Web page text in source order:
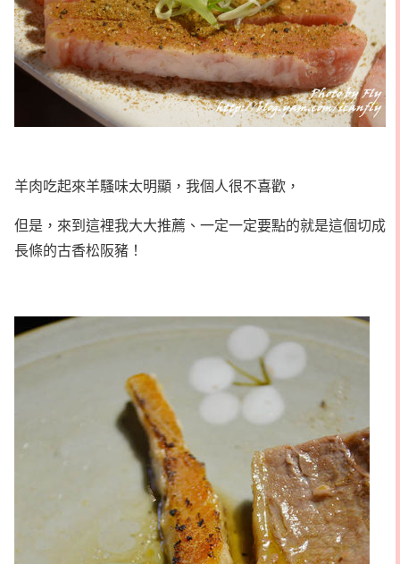
羊肉吃起來羊騷味太明顯，我個人很不喜歡，
但是，來到這裡我大大推薦、一定一定要點的就是這個切成
長條的古香松阪豬！